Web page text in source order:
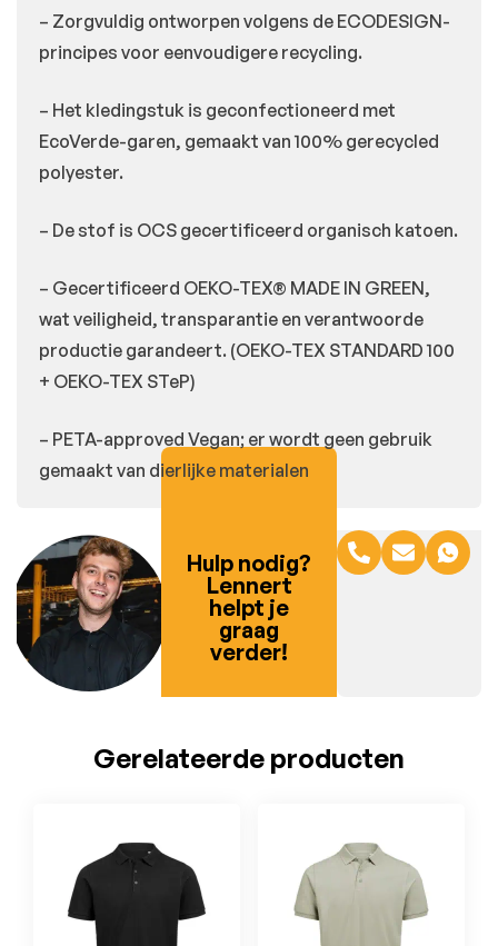
– Zorgvuldig ontworpen volgens de ECODESIGN-
principes voor eenvoudigere recycling.
– Het kledingstuk is geconfectioneerd met
EcoVerde-garen, gemaakt van 100% gerecycled
polyester.
– De stof is OCS gecertificeerd organisch katoen.
– Gecertificeerd OEKO-TEX® MADE IN GREEN,
wat veiligheid, transparantie en verantwoorde
productie garandeert. (OEKO-TEX STANDARD 100
+ OEKO-TEX STeP)
– PETA-approved Vegan; er wordt geen gebruik
gemaakt van dierlijke materialen
Hulp nodig?
Lennert
helpt je
graag
verder!
Gerelateerde producten